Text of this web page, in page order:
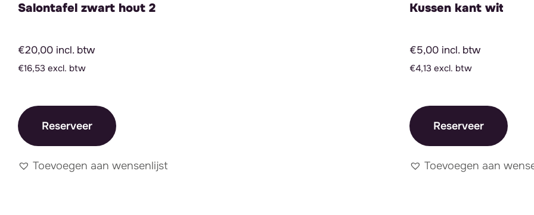
Salontafel zwart hout 2
€20,00 incl. btw
€16,53 excl. btw
Reserveer
Toevoegen aan wensenlijst
Kussen kant wit
€5,00 incl. btw
€4,13 excl. btw
Reserveer
Toevoegen aan